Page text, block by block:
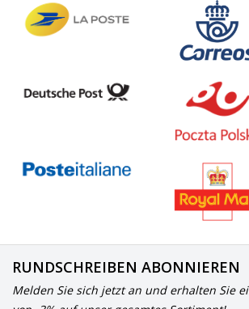
RUNDSCHREIBEN ABONNIEREN
Melden Sie sich jetzt an und erhalten Sie